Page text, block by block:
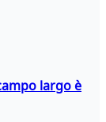
largo è